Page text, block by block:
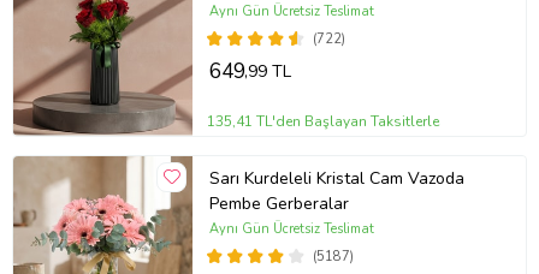
(722)
Aynı Gün Ücretsiz Teslimat
649,99 TL
135,41 TL'den Başlayan Taksitlerle
Sarı Kurdeleli Kristal Cam Vazoda
Pembe Gerberalar
(5187)
Aynı Gün Ücretsiz Teslimat